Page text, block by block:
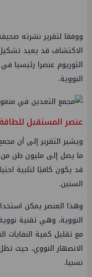
ووفقا لتقرير نشرته
الاكتشاف قد يعيد
الثوريوم عنصرا رئيسيا
النووية.
عنصر المستقبل
ويشير التقرير إلى أن
ما يصل إلى مليون طن من
قد يكون كافيًا لتلبية
السنين.
وهذا العنصر يمكن
النووية، وهي تقنية
مع تقليل كمية النفايات
الانصهار النووي، حيث
نسبيا.